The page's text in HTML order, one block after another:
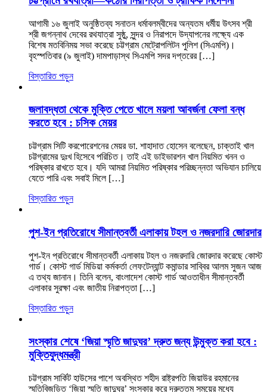
আগামী ১৬ জুলাই অনুষ্ঠিতব্য সনাতন ধর্মাবলম্বীদের অন্যতম ধর্মীয় উৎসব শ্রী
শ্রী জগন্নাথ দেবের রথযাত্রা সুষ্ঠু, সুন্দর ও নিরাপদে উদ্‌যাপনের লক্ষ্যে এক
বিশেষ মতবিনিময় সভা করেছে চট্টগ্রাম মেট্রোপলিটন পুলিশ (সিএমপি)।
বৃহস্পতিবার (৯ জুলাই) দামপাড়াস্থ সিএমপি সদর দপ্তরের […]
বিস্তারিত পড়ুন
জলাবদ্ধতা থেকে মুক্তি পেতে খালে ময়লা আবর্জনা ফেলা বন্ধ
করতে হবে : চসিক মেয়র
চট্টগ্রাম সিটি করপোরেশনের মেয়র ডা. শাহাদাত হোসেন বলেছেন, চাক্তাই খাল
চট্টগ্রামের দুঃখ হিসেবে পরিচিত। তাই এই ডাইভারশন খাল নিয়মিত খনন ও
পরিষ্কার রাখতে হবে। যদি আমরা নিয়মিত পরিষ্কার পরিচ্ছন্নতা অভিযান চালিয়ে
যেতে পারি এবং সবাই মিলে […]
বিস্তারিত পড়ুন
পুশ-ইন প্রতিরোধে সীমান্তবর্তী এলাকায় টহল ও নজরদারি জোরদার
পুশ-ইন প্রতিরোধে সীমান্তবর্তী এলাকায় টহল ও নজরদারি জোরদার করেছে কোস্ট
গার্ড। কোস্ট গার্ড মিডিয়া কর্মকর্তা লেফটেন্যান্ট কমান্ডার সাব্বির আলম সুজন আজ
এ তথ্য জানান। তিনি বলেন, বাংলাদেশ কোস্ট গার্ড আওতাধীন সীমান্তবর্তী
এলাকার সুরক্ষা এবং জাতীয় নিরাপত্তা […]
বিস্তারিত পড়ুন
সংস্কার শেষে ‘জিয়া স্মৃতি জাদুঘর’ দ্রুত জন্য উন্মুক্ত করা হবে :
মুক্তিযুদ্ধমন্ত্রী
চট্টগ্রাম সার্কিট হাউসের পাশে অবস্থিত শহীদ রাষ্ট্রপতি জিয়াউর রহমানের
স্মৃতিবিজড়িত ‘জিয়া স্মৃতি জাদুঘর’ সংস্কার করে দ্রুততম সময়ের মধ্যে